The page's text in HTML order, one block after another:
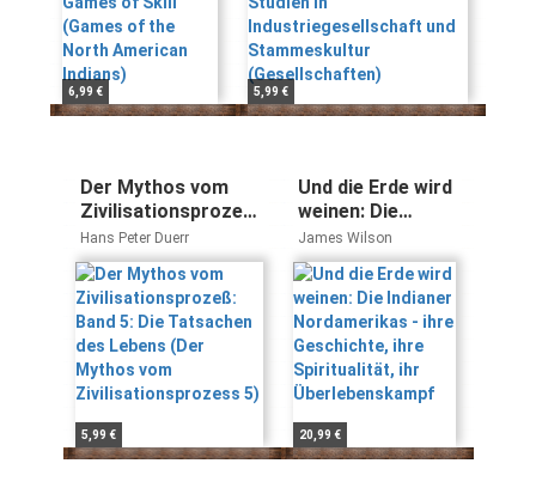
6,99 € 5,99 €
Der Mythos vom
Zivilisationsprozeß:
Band 5: Die
Tatsachen des
Lebens (Der Mythos
vom
Zivilisationsprozess
5)
Hans Peter Duerr
5,99 €
Und die Erde wird
weinen: Die
Indianer
Nordamerikas -
ihre Geschichte,
ihre Spiritualität,
ihr
Überlebenskampf
James Wilson
20,99 €